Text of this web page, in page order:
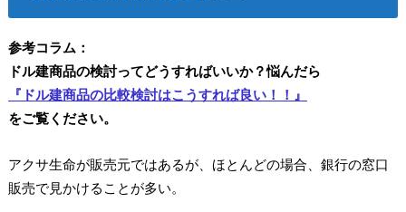
参考コラム：
ドル建商品の検討ってどうすればいいか？悩んだら
『ドル建商品の比較検討はこうすれば良い！！』
をご覧ください。
アクサ生命が販売元ではあるが、ほとんどの場合、銀行の窓口
販売で見かけることが多い。